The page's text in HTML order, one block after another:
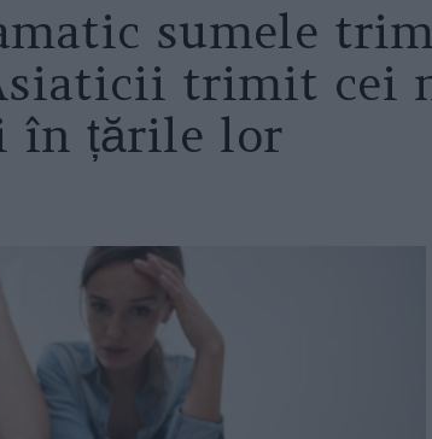
sumele
trimit cei
în țările lor